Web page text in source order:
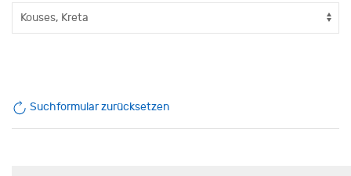
Suchformular zurücksetzen